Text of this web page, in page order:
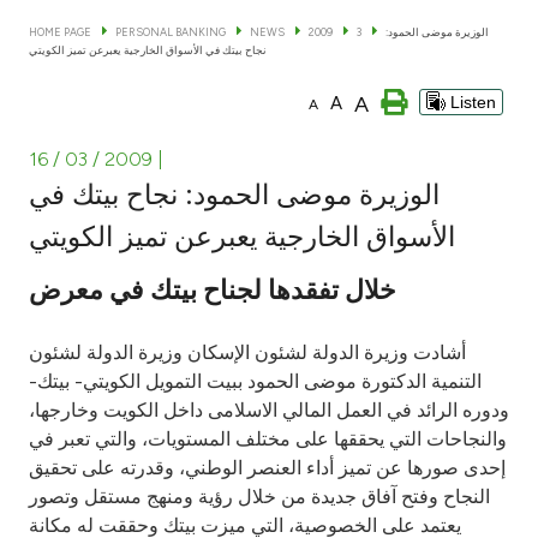
Banking Tiers
Investment
Tools & Services
After Sales Services
Contact us
HOME PAGE PERSONAL BANKING NEWS 2009 3
الوزيرة موضى الحمود:
نجاح بيتك في الأسواق الخارجية يعبرعن تميز الكويتي
A A A Listen
16 / 03 / 2009
الوزيرة موضى الحمود: نجاح بيتك في
الأسواق الخارجية يعبرعن تميز الكويتي
خلال تفقدها لجناح بيتك في معرض
أشادت وزيرة الدولة لشئون الإسكان وزيرة الدولة لشئون
التنمية الدكتورة موضى الحمود ببيت التمويل الكويتي- بيتك-
ودوره الرائد في العمل المالي الاسلامى داخل الكويت وخارجها،
والنجاحات التي يحققها على مختلف المستويات، والتي تعبر في
إحدى صورها عن تميز أداء العنصر الوطني، وقدرته على تحقيق
النجاح وفتح آفاق جديدة من خلال رؤية ومنهج مستقل وتصور
يعتمد على الخصوصية، التي ميزت بيتك وحققت له مكانة